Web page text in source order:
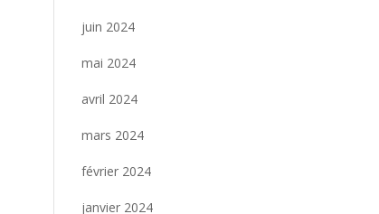
juin 2024
mai 2024
avril 2024
mars 2024
février 2024
janvier 2024